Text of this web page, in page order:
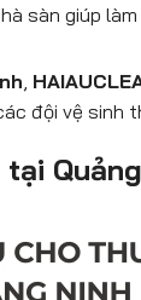
sàn giúp
đội vệ sinh